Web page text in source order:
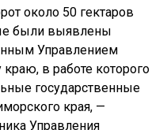
около 50 гектаров
были выявлены
Управлением
в работе которого
государственные
края, —
Управления